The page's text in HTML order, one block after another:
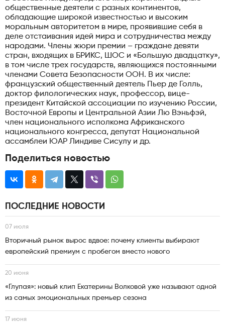
общественные деятели с разных континентов,
обладающие широкой известностью и высоким
моральным авторитетом в мире, проявившие себя в
деле отстаивания идей мира и сотрудничества между
народами. Члены жюри премии – граждане девяти
стран, входящих в БРИКС, ШОС и «Большую двадцатку»,
в том числе трех государств, являющихся постоянными
членами Совета Безопасности ООН. В их числе:
французский общественный деятель Пьер де Голль,
доктор филологических наук, профессор, вице-
президент Китайской ассоциации по изучению России,
Восточной Европы и Центральной Азии Лю Вэньфэй,
член национального исполкома Африканского
национального конгресса, депутат Национальной
ассамблеи ЮАР Линдиве Сисулу и др.
Поделиться новостью
ПОСЛЕДНИЕ НОВОСТИ
07 июля
Вторичный рынок вырос вдвое: почему клиенты выбирают
европейский премиум с пробегом вместо нового
20 июня
«Глупая»: новый клип Екатерины Волковой уже называют одной
из самых эмоциональных премьер сезона
17 июня